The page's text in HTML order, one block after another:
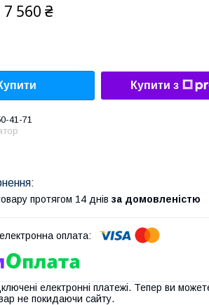
7 560 ₴
Купити з
41-71
протягом 14 днів за домовленістю
електронні платежі. Тепер ви
не покидаючи сайту.